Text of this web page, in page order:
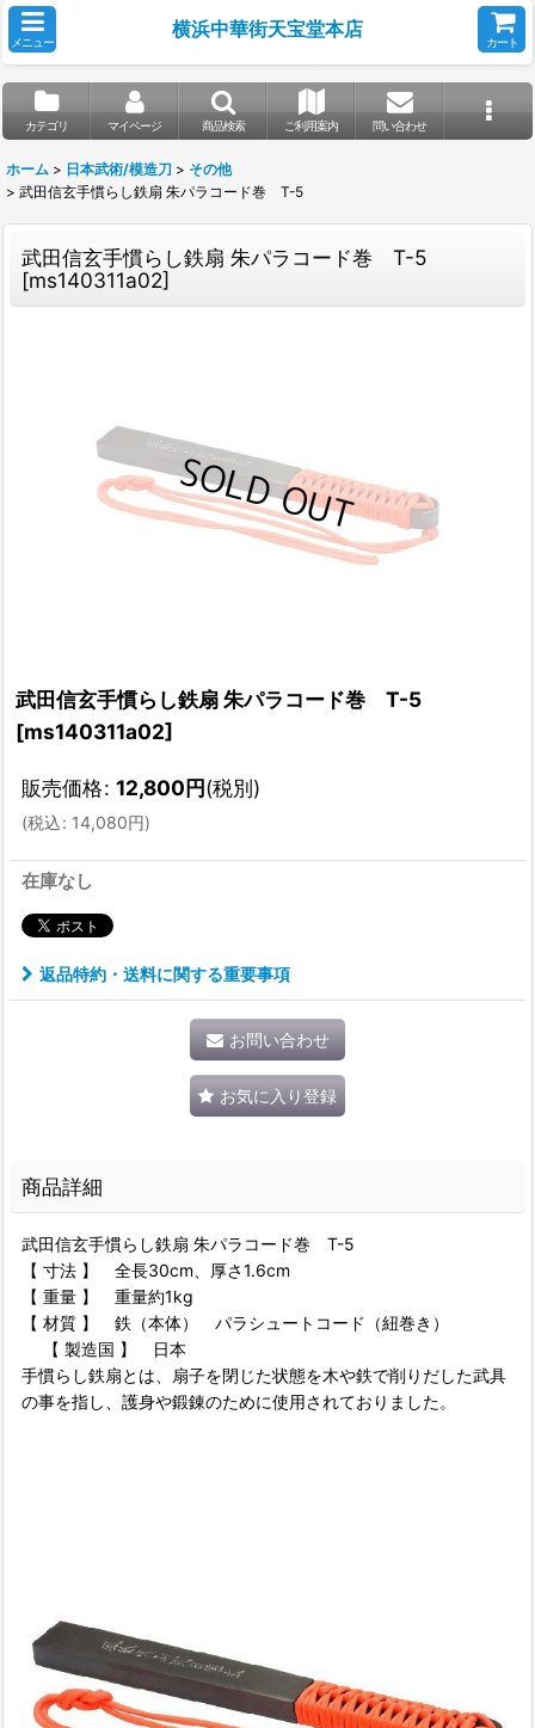
メニュー
横浜中華街天宝堂本店
カート
カテゴリ マイページ 商品検索 ご利用案内 問い合わせ
ホーム > 日本武術/模造刀 > その他
> 武田信玄手慣らし鉄扇 朱パラコード巻 T-5
武田信玄手慣らし鉄扇 朱パラコード巻 T-5
[ms140311a02]
武田信玄手慣らし鉄扇 朱パラコード巻 T-5
[ms140311a02]
販売価格: 12,800円(税別)
(税込: 14,080円)
在庫なし
返品特約・送料に関する重要事項
お問い合わせ
お気に入り登録
商品詳細
武田信玄手慣らし鉄扇 朱パラコード巻 T-5
【 寸法 】 全長30cm、厚さ1.6cm
【 重量 】 重量約1kg
【 材質 】 鉄（本体） パラシュートコード（紐巻き）
【 製造国 】 日本
手慣らし鉄扇とは、扇子を閉じた状態を木や鉄で削りだした武具
の事を指し、護身や鍛錬のために使用されておりました。